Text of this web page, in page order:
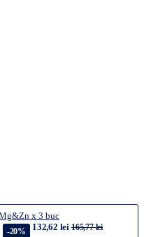
x 3 buc
-20% 132,62 lei 165,77 lei